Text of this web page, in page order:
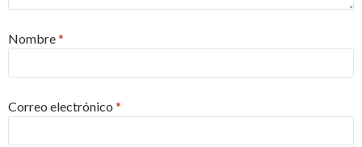
Nombre*
Correo electrónico *